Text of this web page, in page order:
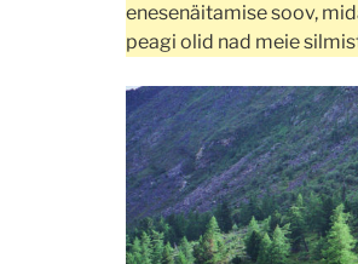
enesenäitamise soov,
peagi olid nad meie